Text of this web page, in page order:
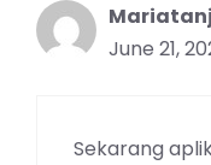
June 21,
Sekarang